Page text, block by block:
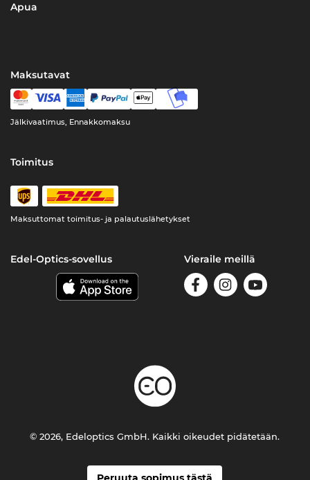
Apua
Maksutavat
Jälkivaatimus, Ennakkomaksu
Toimitus
Maksuttomat toimitus- ja palautuslähetykset
Edel-Optics-sovellus Vieraile meillä
© 2026, Edeloptics GmbH. Kaikki oikeudet pidätetään.